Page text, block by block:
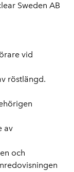
Sweden AB
vid
röstlängd.
av
och